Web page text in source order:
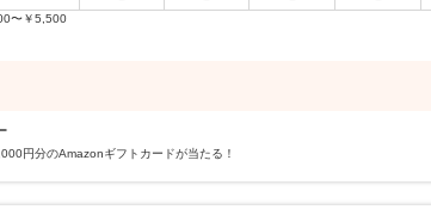
〜￥5,500
円分のAmazonギフトカードが当たる！